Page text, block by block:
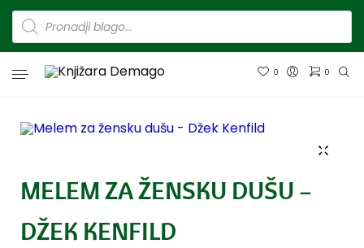
0 0
MELEM ZA ŽENSKU DUŠU –
DŽEK KENFILD